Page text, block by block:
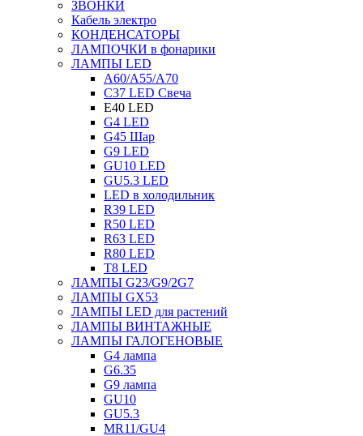
ЗВОНКИ
Кабель электро
КОНДЕНСАТОРЫ
ЛАМПОЧКИ в фонарики
ЛАМПЫ LED
A60/A55/A70
C37 LED Свеча
E40 LED
G4 LED
G45 Шар
G9 LED
GU10 LED
GU5.3 LED
LED в холодильник
R39 LED
R50 LED
R63 LED
R80 LED
T8 LED
ЛАМПЫ G23/G9/2G7
ЛАМПЫ GX53
ЛАМПЫ LED для растений
ЛАМПЫ ВИНТАЖНЫЕ
ЛАМПЫ ГАЛОГЕНОВЫЕ
G4 лампа
G6.35
G9 лампа
GU10
GU5.3
MR11/GU4